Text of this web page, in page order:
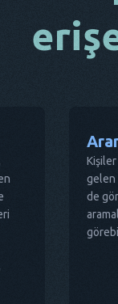
Kişiler
gelen
de